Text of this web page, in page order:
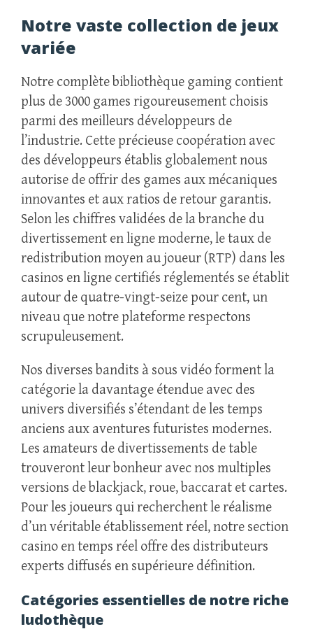
Notre vaste collection de jeux
variée
Notre complète bibliothèque gaming contient
plus de 3000 games rigoureusement choisis
parmi des meilleurs développeurs de
l’industrie. Cette précieuse coopération avec
des développeurs établis globalement nous
autorise de offrir des games aux mécaniques
innovantes et aux ratios de retour garantis.
Selon les chiffres validées de la branche du
divertissement en ligne moderne, le taux de
redistribution moyen au joueur (RTP) dans les
casinos en ligne certifiés réglementés se établit
autour de quatre-vingt-seize pour cent, un
niveau que notre plateforme respectons
scrupuleusement.
Nos diverses bandits à sous vidéo forment la
catégorie la davantage étendue avec des
univers diversifiés s’étendant de les temps
anciens aux aventures futuristes modernes.
Les amateurs de divertissements de table
trouveront leur bonheur avec nos multiples
versions de blackjack, roue, baccarat et cartes.
Pour les joueurs qui recherchent le réalisme
d’un véritable établissement réel, notre section
casino en temps réel offre des distributeurs
experts diffusés en supérieure définition.
Catégories essentielles de notre riche
ludothèque